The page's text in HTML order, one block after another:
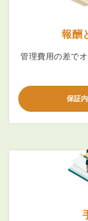
報酬
管理費用の差で
保証